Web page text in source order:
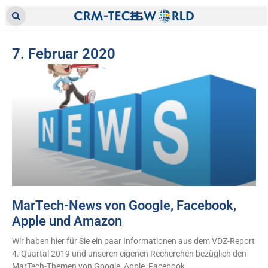
7. Februar 2020
MarTech-News von Google, Facebook,
Apple und Amazon
Wir haben hier für Sie ein paar Informationen aus dem VDZ-Report
4. Quartal 2019 und unseren eigenen Recherchen bezüglich den